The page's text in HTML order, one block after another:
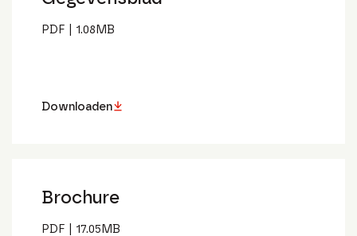
PDF 1.08MB
Downloaden
Brochure
PDF 17.05MB